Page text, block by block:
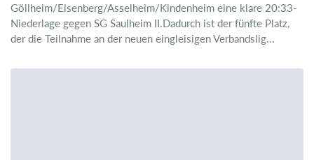
Göllheim/Eisenberg/Asselheim/Kindenheim eine klare 20:33-
Niederlage gegen SG Saulheim II.Dadurch ist der fünfte Platz,
der die Teilnahme an der neuen eingleisigen Verbandslig...